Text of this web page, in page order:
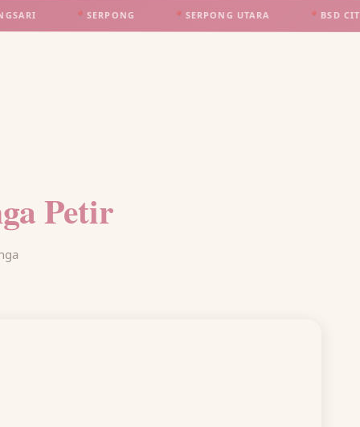
📍SERPONG 📍SERPONG UTARA 📍BSD CITY 📍
Petir